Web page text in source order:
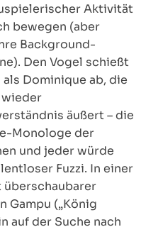
Aktivität
bewegen (aber
Background-
Den Vogel schießt
Dominique ab, die
äußert – die
Monologe der
und jeder würde
Fuzzi. In einer
Gampu („König
auf der Suche nach